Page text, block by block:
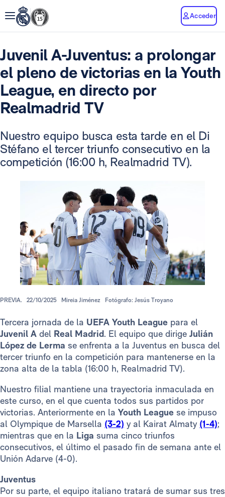
Acceder
Juvenil A-Juventus: a prolongar
el pleno de victorias en la Youth
League, en directo por
Realmadrid TV
Nuestro equipo busca esta tarde en el Di
Stéfano el tercer triunfo consecutivo en la
competición (16:00 h, Realmadrid TV).
PREVIA. 22/10/2025 Mireia Jiménez Fotógrafo: Jesús Troyano
Tercera jornada de la UEFA Youth League para el
Juvenil A del Real Madrid. El equipo que dirige Julián
López de Lerma se enfrenta a la Juventus en busca del
tercer triunfo en la competición para mantenerse en la
zona alta de la tabla (16:00 h, Realmadrid TV).
Nuestro filial mantiene una trayectoria inmaculada en
este curso, en el que cuenta todos sus partidos por
victorias. Anteriormente en la Youth League se impuso
al Olympique de Marsella (3-2) y al Kairat Almaty (1-4);
mientras que en la Liga suma cinco triunfos
consecutivos, el último el pasado fin de semana ante el
Unión Adarve (4-0).
Juventus
Por su parte, el equipo italiano tratará de sumar sus tres